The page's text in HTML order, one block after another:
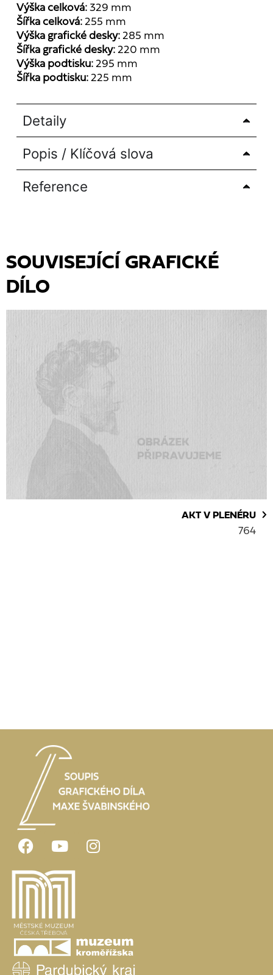
Výška celková: 329 mm
Šířka celková: 255 mm
Výška grafické desky: 285 mm
Šířka grafické desky: 220 mm
Výška podtisku: 295 mm
Šířka podtisku: 225 mm
Detaily
Popis / Klíčová slova
Reference
SOUVISEJÍCÍ GRAFICKÉ
DÍLO
AKT V PLENÉRU
764